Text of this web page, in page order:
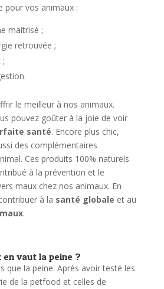
pour vos animaux :
maitrisé ;
retrouvée ;
;
le meilleur à nos animaux.
pouvez goûter à la joie de voir
santé. Encore plus chic,
des complémentaires
Ces produits 100% naturels
à la prévention et le
maux chez nos animaux. En
à la santé globale et au
.
en vaut la peine ?
que la peine. Après avoir testé les
de la petfood et celles de